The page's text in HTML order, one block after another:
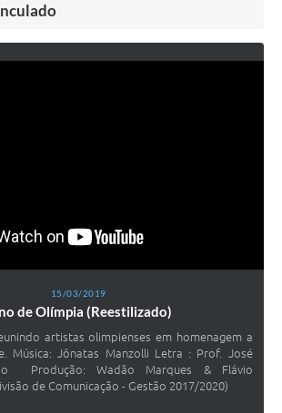
15/03/2019
de Olímpia (Reestilizado)
artistas olimpienses em homenagem a
Música: Jônatas Manzolli Letra : Prof. José
Produção: Wadão Marques & Flávio
de Comunicação - Gestão 2017/2020)